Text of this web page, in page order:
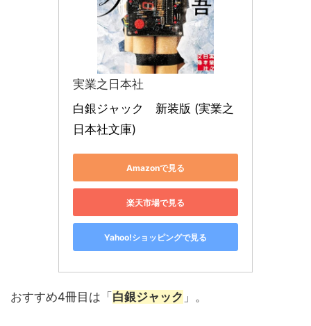
実業之日本社
白銀ジャック　新装版 (実業之
日本社文庫)
Amazonで見る
楽天市場で見る
Yahoo!ショッピングで見る
おすすめ4冊目は「 白銀ジャック 」。